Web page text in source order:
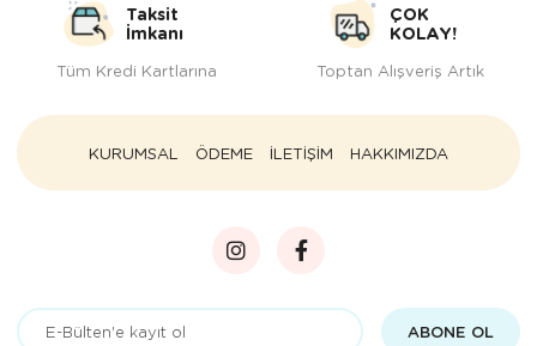
Taksit
İmkanı
Tüm Kredi Kartlarına
ÇOK
KOLAY!
Toptan Alışveriş Artık
KURUMSAL ÖDEME İLETİŞİM HAKKIMIZDA
ABONE OL